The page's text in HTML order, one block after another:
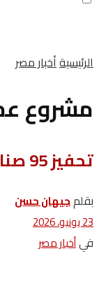
الرئيسيةأخبار مصر
مشروع
تحفيز 95 صناعة وآلاف المصانع
بقلمجيهان حسن
23 يونيو، 2026
فيأخبار مصر